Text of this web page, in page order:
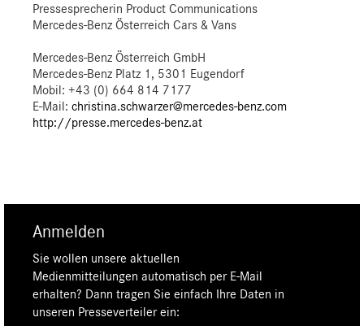
Pressesprecherin Product Communications
Mercedes-Benz Österreich Cars & Vans
Mercedes-Benz Österreich GmbH
Mercedes-Benz Platz 1, 5301 Eugendorf
Mobil: +43 (0) 664 814 7177
E-Mail: christina.schwarzer@mercedes-benz.com
http://presse.mercedes-benz.at
Anmelden
Sie wollen unsere aktuellen
Medienmitteilungen automatisch per E-Mail
erhalten? Dann tragen Sie einfach Ihre Daten in
unseren Presseverteiler ein: